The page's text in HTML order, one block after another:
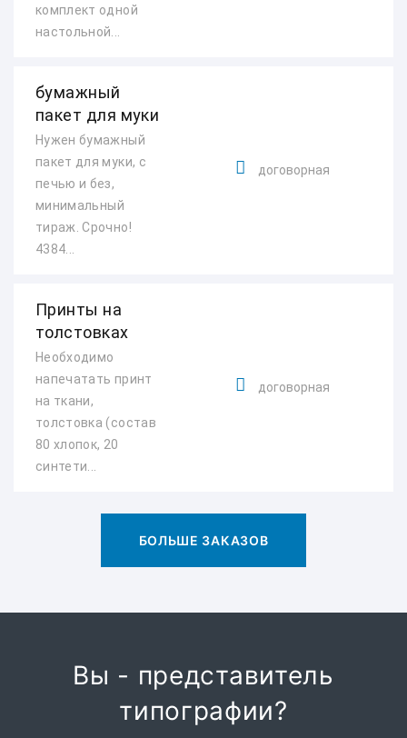
комплект одной
настольной...
бумажный
пакет для муки
Нужен бумажный
пакет для муки, с
печью и без,
минимальный
тираж. Срочно!
4384...
договорная
Принты на
толстовках
Необходимо
напечатать принт
на ткани,
толстовка (состав
80 хлопок, 20
синтети...
договорная
БОЛЬШЕ ЗАКАЗОВ
Вы - представитель
типографии?